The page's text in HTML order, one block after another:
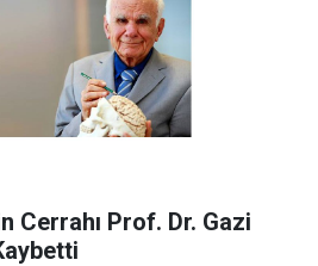
Cerrahı Prof. Dr. Gazi